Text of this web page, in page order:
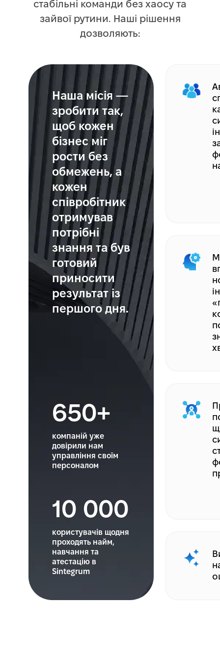
стабільні команди без хаосу та
зайвої рутини. Наші рішення
дозволяють:
Наша місія —
зробити так,
щоб кожен
бізнес міг
рости без
обмежень, а
кожен
співробітник
отримував
потрібні
знання та був
готовий
приносити
результат із
першого дня.
650+
компаній уже
довірили нам
управління своїм
персоналом
10 000
користувачів щодня
проходять найм,
навчання та
атестацію в
Sintegrum